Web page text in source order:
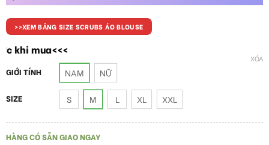
>>XEM BẢNG SIZE SCRUBS ÁO BLOUSE
mua<<<
GIỚI TÍNH NAM NỮ
SIZE S M L XL XXL
XÓA
HÀNG CÓ SẴN GIAO NGAY